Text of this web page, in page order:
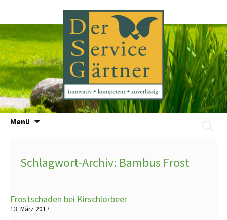
Menü
Zum
Schlagwort-Archiv: Bambus Frost
Frostschäden bei Kirschlorbeer
13. März 2017